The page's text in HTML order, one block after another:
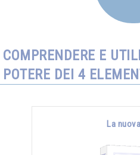
COMPRENDERE E
POTERE DEI 4
La